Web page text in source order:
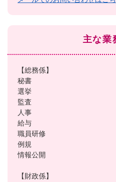
主な業
【総務係】
秘書
選挙
監査
人事
給与
職員研修
例規
情報公開
【財政係】